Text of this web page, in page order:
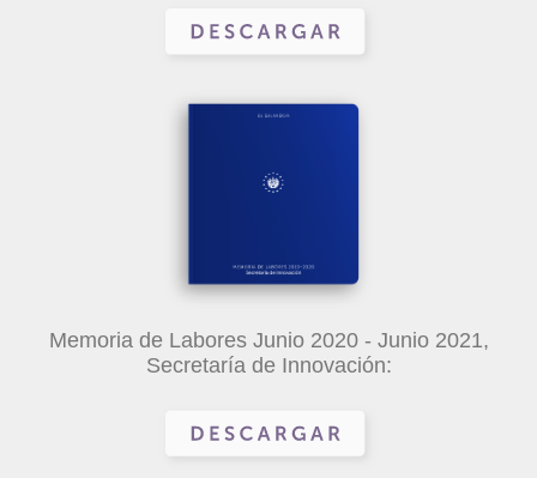
Memoria de Labores Junio 2020 - Junio 2021,
Secretaría de Innovación: